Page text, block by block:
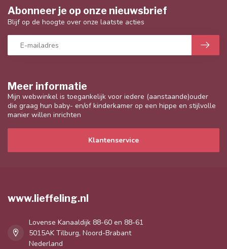
Meer informatie
Mijn webwinkel is toegankelijk voor iedere (aanstaande)ouder
die graag hun baby- en/of kinderkamer op een hippe en stijlvolle
manier willen inrichten
Klantenservice
Abonneer je op onze nieuwsbrief
Blijf op de hoogte over onze laatste acties
www.lieffeling.nl
Lovense Kanaaldijk 88-60 en 88-61
5015AK Tilburg, Noord-Brabant
Nederland